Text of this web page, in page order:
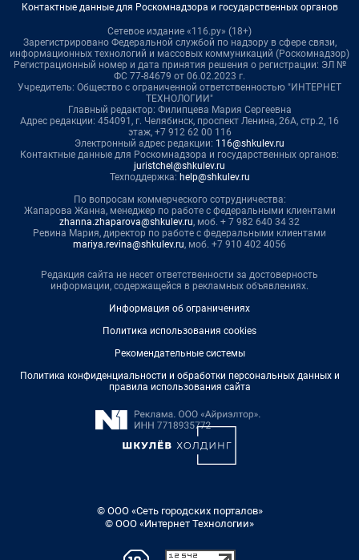
Контактные данные для Роскомнадзора и государственных органов
Сетевое издание «116.ру» (18+)
Зарегистрировано Федеральной службой по надзору в сфере связи,
информационных технологий и массовых коммуникаций (Роскомнадзор)
Регистрационный номер и дата принятия решения о регистрации: ЭЛ №
ФС 77-84679 от 06.02.2023 г.
Учредитель: Общество с ограниченной ответственностью "ИНТЕРНЕТ
ТЕХНОЛОГИИ"
Главный редактор: Филипцева Мария Сергеевна
Адрес редакции: 454091, г. Челябинск, проспект Ленина, 26А, стр.2, 16
этаж, +7 912 62 00 116
Электронный адрес редакции: 116@shkulev.ru
Контактные данные для Роскомнадзора и государственных органов:
juristchel@shkulev.ru
Техподдержка: help@shkulev.ru
По вопросам коммерческого сотрудничества:
Жапарова Жанна, менеджер по работе с федеральными клиентами
zhanna.zhaparova@shkulev.ru, моб. + 7 982 640 34 32
Ревина Мария, директор по работе с федеральными клиентами
mariya.revina@shkulev.ru, моб. +7 910 402 4056
Редакция сайта не несет ответственности за достоверность
информации, содержащейся в рекламных объявлениях.
Информация об ограничениях
Политика использования cookies
Рекомендательные системы
Политика конфиденциальности и обработки персональных данных и
правила использования сайта
© ООО «Сеть городских порталов»
© ООО «Интернет Технологии»